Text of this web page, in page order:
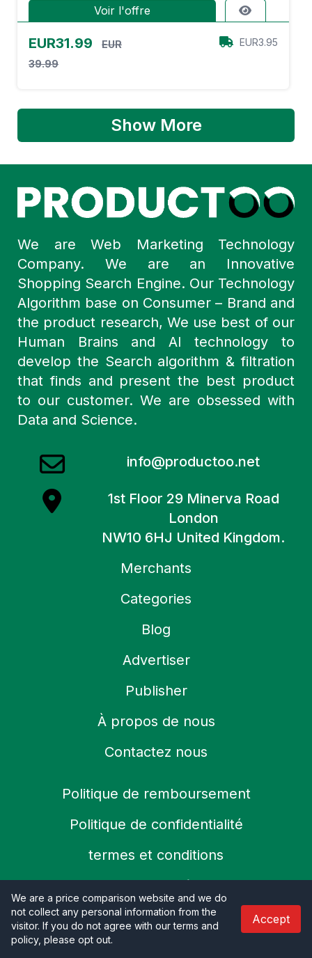
Voir l'offre
EUR31.99
EUR
39.99
EUR3.95
Show More
We are Web Marketing Technology
Company. We are an Innovative
Shopping Search Engine. Our Technology
Algorithm base on Consumer – Brand and
the product research, We use best of our
Human Brains and AI technology to
develop the Search algorithm & filtration
that finds and present the best product
to our customer. We are obsessed with
Data and Science.
info@productoo.net
1st Floor 29 Minerva Road
London
NW10 6HJ United Kingdom.
Merchants
Categories
Blog
Advertiser
Publisher
À propos de nous
Contactez nous
Politique de remboursement
Politique de confidentialité
termes et conditions
Politique d'expédition
Politique de cookies
We are a price comparison website and we do
not collect any personal information from the
visitor. If you do not agree with our terms and
policy, please opt out.
Accept